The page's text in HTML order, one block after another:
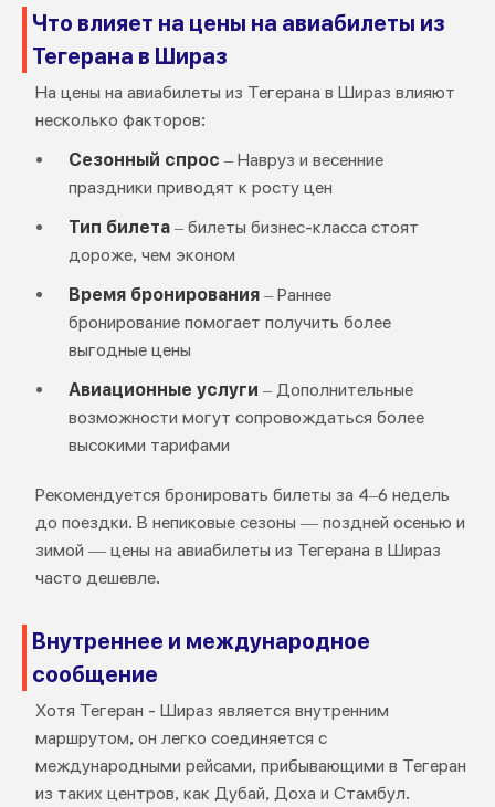
Что влияет на цены на авиабилеты из
Тегерана в Шираз
На цены на авиабилеты из Тегерана в Шираз влияют
несколько факторов:
Сезонный спрос – Навруз и весенние
праздники приводят к росту цен
Тип билета– билеты бизнес-класса стоят
дороже, чем эконом
Время бронирования– Раннее
бронирование помогает получить более
выгодные цены
Авиационные услуги – Дополнительные
возможности могут сопровождаться более
высокими тарифами
Рекомендуется бронировать билеты за 4–6 недель
до поездки. В непиковые сезоны — поздней осенью и
зимой — цены на авиабилеты из Тегерана в Шираз
часто дешевле.
Внутреннее и международное
сообщение
Хотя Тегеран - Шираз является внутренним
маршрутом, он легко соединяется с
международными рейсами, прибывающими в Тегеран
из таких центров, как Дубай, Доха и Стамбул.